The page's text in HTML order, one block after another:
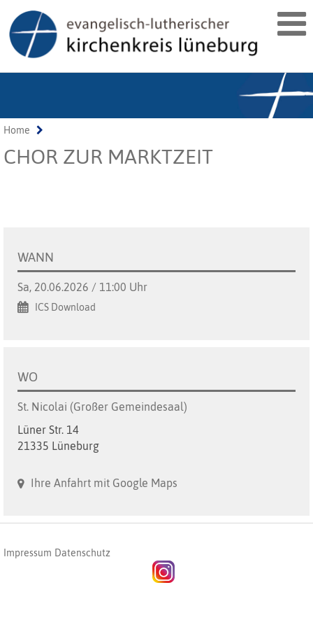
Home
CHOR ZUR MARKTZEIT
WANN
Sa, 20.06.2026 / 11:00 Uhr
ICS Download
WO
St. Nicolai (Großer Gemeindesaal)
Lüner Str. 14
21335 Lüneburg
Ihre Anfahrt mit Google Maps
Impressum Datenschutz